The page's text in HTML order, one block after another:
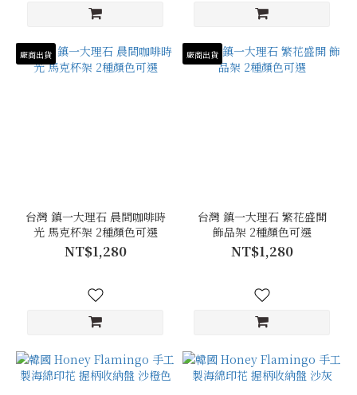
廠商出貨
台灣 鎮一大理石 晨間咖啡時
光 馬克杯架 2種顏色可選
NT$1,280
廠商出貨
台灣 鎮一大理石 繁花盛開
飾品架 2種顏色可選
NT$1,280